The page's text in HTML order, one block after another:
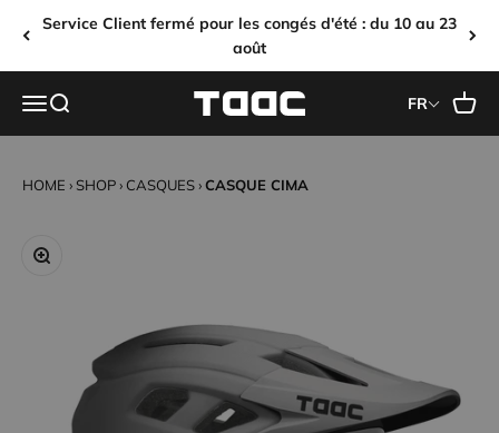
Service Client fermé pour les congés d'été : du 10 au 23
août
Ouvrir la navigation
Ouvrir la recherche Taac Sport FR Voir
HOME › SHOP› CASQUES›CASQUE CIMA
Zoomer sur l'image